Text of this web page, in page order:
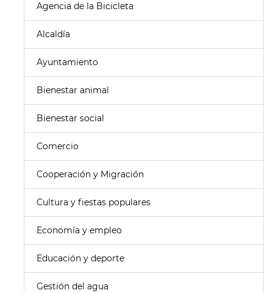
Agencia de la Bicicleta
Alcaldía
Ayuntamiento
Bienestar animal
Bienestar social
Comercio
Cooperación y Migración
Cultura y fiestas populares
Economía y empleo
Educación y deporte
Gestión del agua